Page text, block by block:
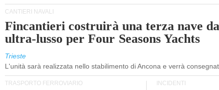
CANTIERI NAVALI
Fincantieri costruirà una terza nave
ultra-lusso per Four Seasons Yachts
Trieste
L'unità sarà realizzata nello stabilimento di Ancona e verrà
TRASPORTO FERROVIARIO INCIDENTI